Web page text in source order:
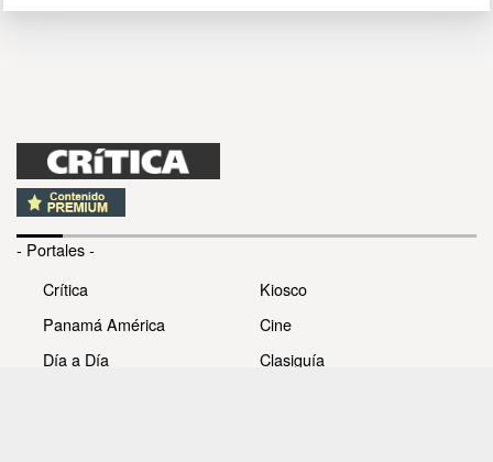
- Portales -
Crítica
Panamá América
Día a Día
Kiosco
Cine
Clasiguía